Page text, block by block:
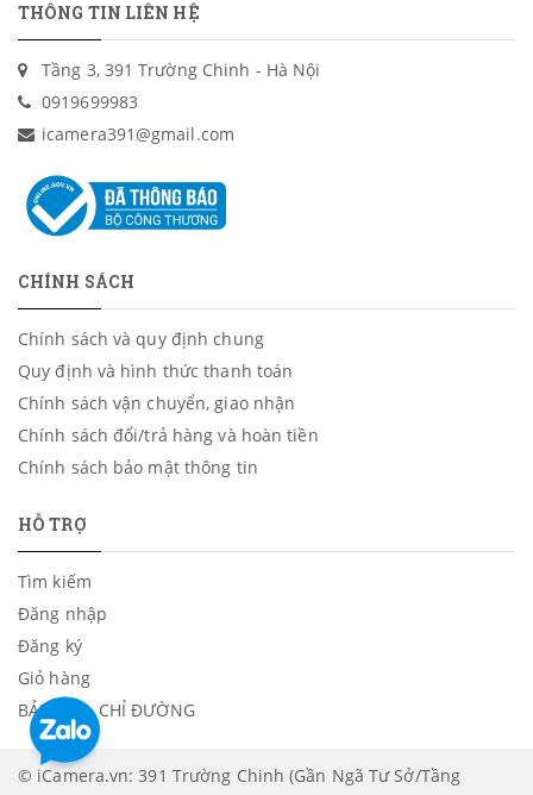
THÔNG TIN LIÊN HỆ
Tầng 3, 391 Trường Chinh - Hà Nội
0919699983
icamera391@gmail.com
CHÍNH SÁCH
Chính sách và quy định chung
Quy định và hình thức thanh toán
Chính sách vận chuyển, giao nhận
Chính sách đổi/trả hàng và hoàn tiền
Chính sách bảo mật thông tin
HỖ TRỢ
Tìm kiếm
Đăng nhập
Đăng ký
Giỏ hàng
BẢN ĐỒ - CHỈ ĐƯỜNG
© iCamera.vn: 391 Trường Chinh (Gần Ngã Tư Sở/Tầng